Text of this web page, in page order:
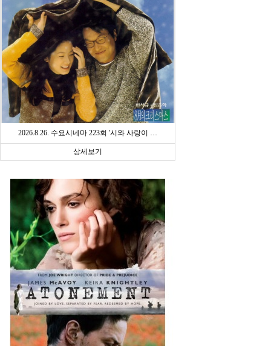
2026.8.26. 수요시네마 223회 '시와 사랑이 …
상세보기